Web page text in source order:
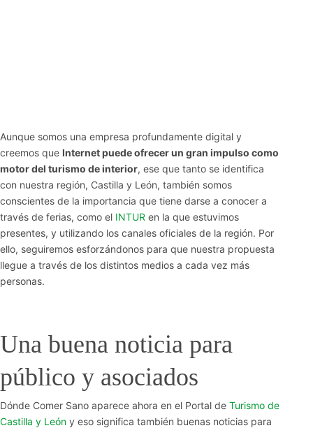
Aunque somos una empresa profundamente digital y
creemos que Internet puede ofrecer un gran impulso como
motor del turismo de interior, ese que tanto se identifica
con nuestra región, Castilla y León, también somos
conscientes de la importancia que tiene darse a conocer a
través de ferias, como el INTUR en la que estuvimos
presentes, y utilizando los canales oficiales de la región. Por
ello, seguiremos esforzándonos para que nuestra propuesta
llegue a través de los distintos medios a cada vez más
personas.
Una buena noticia para
público y asociados
Dónde Comer Sano aparece ahora en el Portal de Turismo de
Castilla y León y eso significa también buenas noticias para